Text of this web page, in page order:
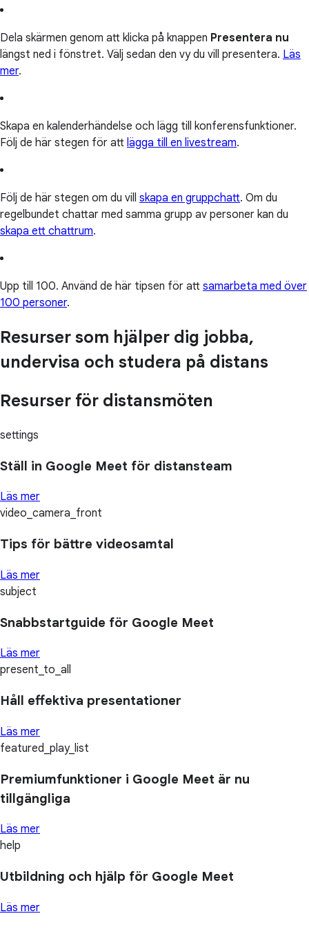
Dela skärmen genom att klicka på knappen Presentera nu
längst ned i fönstret. Välj sedan den vy du vill presentera. Läs
mer.
Skapa en kalenderhändelse och lägg till konferensfunktioner.
Följ de här stegen för att lägga till en livestream.
Följ de här stegen om du vill skapa en gruppchatt. Om du
regelbundet chattar med samma grupp av personer kan du
skapa ett chattrum.
Upp till 100. Använd de här tipsen för att samarbeta med över
100 personer.
Resurser som hjälper dig jobba,
undervisa och studera på distans
Resurser för distansmöten
settings
Ställ in Google Meet för distansteam
Läs mer
video_camera_front
Tips för bättre videosamtal
Läs mer
subject
Snabbstartguide för Google Meet
Läs mer
present_to_all
Håll effektiva presentationer
Läs mer
featured_play_list
Premiumfunktioner i Google Meet är nu
tillgängliga
Läs mer
help
Utbildning och hjälp för Google Meet
Läs mer